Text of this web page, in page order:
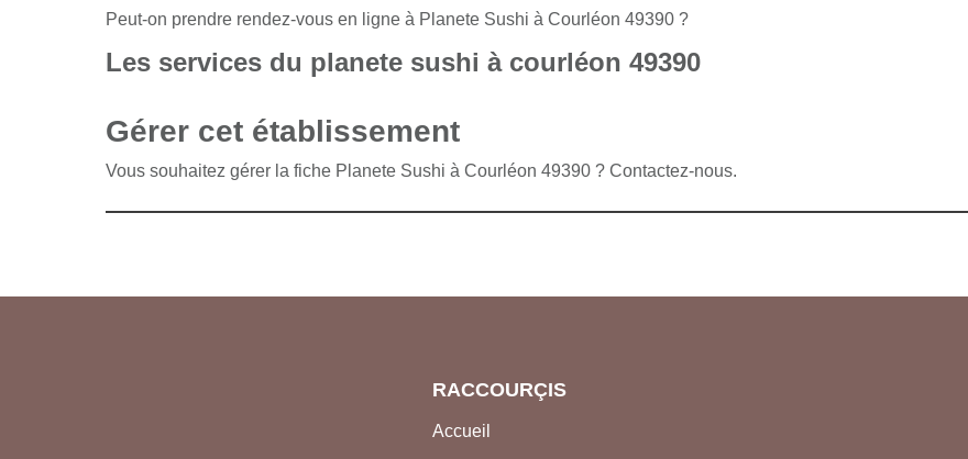
Peut-on prendre rendez-vous en ligne à Planete Sushi à Courléon 49390 ?
Les services du planete sushi à courléon 49390
Gérer cet établissement
Vous souhaitez gérer la fiche Planete Sushi à Courléon 49390 ? Contactez-nous.
RACCOURÇIS
Accueil